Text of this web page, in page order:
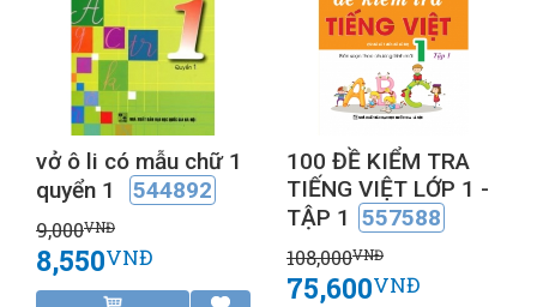
vở ô li có mẫu chữ 1
quyển 1
544892
9,000VNĐ
8,550VNĐ
100 ĐỀ KIỂM TRA
TIẾNG VIỆT LỚP 1 -
TẬP 1 557588
108,000VNĐ
75,600VNĐ